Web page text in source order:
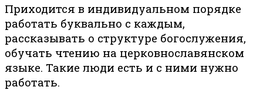
Приходится в индивидуальном порядке
работать буквально с каждым,
рассказывать о структуре богослужения,
обучать чтению на церковнославянском
языке. Такие люди есть и с ними нужно
работать.